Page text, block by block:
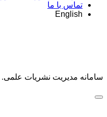
تماس با ما
English
سامانه مدیریت نشریات علمی.